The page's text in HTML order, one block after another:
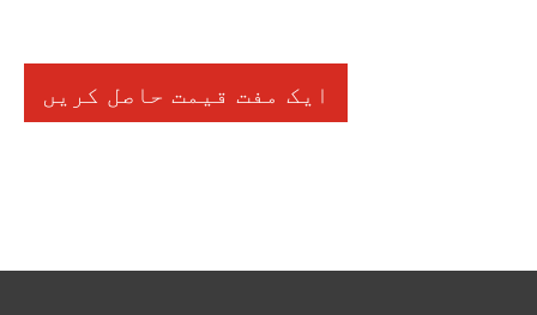
ایک مفت قیمت حاصل کریں